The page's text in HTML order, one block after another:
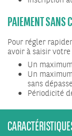
PAIEMENT SANS
Pour régler
avoir à saisir votre
Un
Un
sans
Périodicité